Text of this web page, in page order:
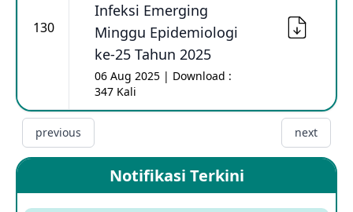
130
Infeksi Emerging
Minggu Epidemiologi
ke-25 Tahun 2025
06 Aug 2025 | Download :
347 Kali
previous next
Notifikasi Terkini